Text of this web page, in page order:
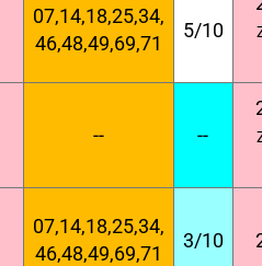
07,14,18,25,34,
46,48,49,69,71
5/10
-- --
07,14,18,25,34,
46,48,49,69,71
3/10